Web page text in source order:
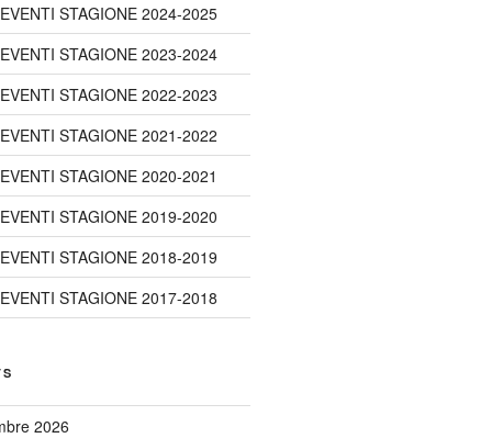
STAGIONE 2024-2025
STAGIONE 2023-2024
STAGIONE 2022-2023
STAGIONE 2021-2022
STAGIONE 2020-2021
STAGIONE 2019-2020
STAGIONE 2018-2019
STAGIONE 2017-2018
2026